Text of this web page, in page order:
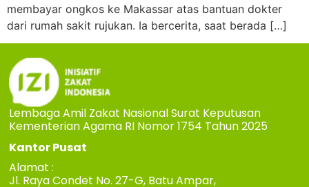
membayar ongkos ke Makassar atas bantuan dokter
dari rumah sakit rujukan. Ia bercerita, saat berada […]
Lembaga Amil Zakat Nasional Surat Keputusan
Kementerian Agama RI Nomor 1754 Tahun 2025
Kantor Pusat
Alamat :
Jl. Raya Condet No. 27-G, Batu Ampar,